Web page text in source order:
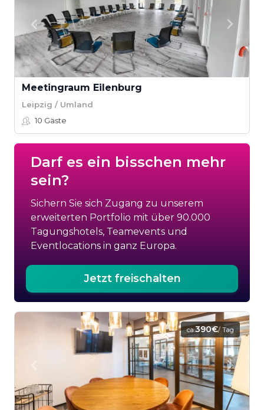
Meetingraum Eilenburg
Leipzig / Umland
10 Gäste
Darf es ein bisschen mehr
sein?
Sichern Sie sich Zugang zu unserem
erweiterten Portfolio mit über 90.000
Tagungshotels, Teamevents und
Eventlocations in ganz Europa.
Jetzt freischalten
ca.390€/ Tag